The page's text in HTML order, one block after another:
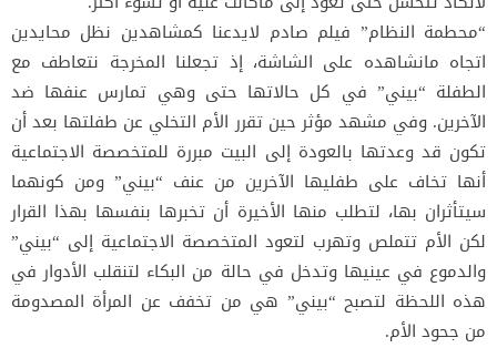
“محطمة النظام” فيلم صادم لايدعنا كمشاهدين نظل محايدين
اتجاه مانشاهده على الشاشة، إذ تجعلنا المخرجة نتعاطف مع
الطفلة “بيني” في كل حالاتها حتى وهي تمارس عنفها ضد
الآخرين. وفي مشهد مؤثر حين تقرر الأم التخلي عن طفلتها بعد أن
تكون قد وعدتها بالعودة إلى البيت مبررة للمتخصصة الاجتماعية
أنها تخاف على طفليها الآخرين من عنف “بيني” ومن كونهما
سيتأثران بها، لتطلب منها الأخيرة أن تخبرها بنفسها بهذا القرار
لكن الأم تتملص وتهرب لتعود المتخصصة الاجتماعية إلى “بيني”
والدموع في عينيها وتدخل في حالة من البكاء لتنقلب الأدوار في
هذه اللحظة لتصبح “بيني” هي من تخفف عن المرأة المصدومة
من جحود الأم.